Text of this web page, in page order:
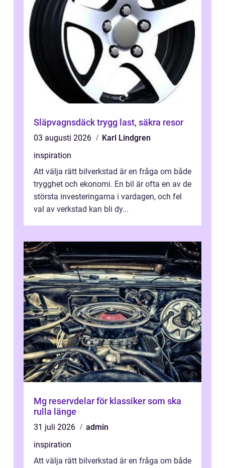
Släpvagnsdäck trygg last, säkra resor
03 augusti 2026
Karl Lindgren
inspiration
Att välja rätt bilverkstad är en fråga om både
trygghet och ekonomi. En bil är ofta en av de
största investeringarna i vardagen, och fel
val av verkstad kan bli dy...
Mg reservdelar för klassiker som ska
rulla länge
31 juli 2026
admin
inspiration
Att välja rätt bilverkstad är en fråga om både